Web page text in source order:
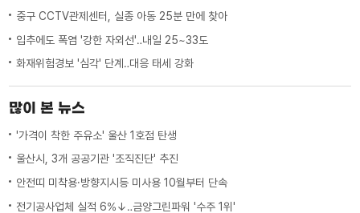
중구 CCTV관제센터, 실종 아동 25분 만에 찾아
입추에도 폭염 '강한 자외선'‥내일 25~33도
화재위험경보 '심각' 단계‥대응 태세 강화
많이 본 뉴스
'가격이 착한 주유소' 울산 1호점 탄생
울산시, 3개 공공기관 '조직진단' 추진
안전띠 미착용·방향지시등 미사용 10월부터 단속
전기공사업체 실적 6%↓‥금양그린파워 '수주 1위'